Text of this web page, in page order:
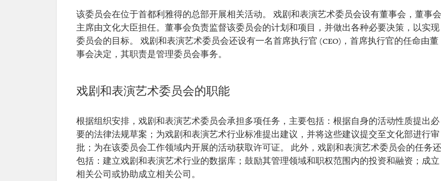
该委员会在位于首都利雅得的总部开展相关活动。 戏剧和表演艺术委员会设有董事会，董事会
主席由文化大臣担任。董事会负责监督该委员会的计划和项目，并做出各种必要决策，以实现
委员会的目标。 戏剧和表演艺术委员会还设有一名首席执行官 (CEO)，首席执行官的任命由董
事会决定，其职责是管理委员会事务。
戏剧和表演艺术委员会的职能
根据组织安排，戏剧和表演艺术委员会承担多项任务，主要包括：根据自身的活动性质提出必
要的法律法规草案；为戏剧和表演艺术行业标准提出建议，并将这些建议提交至文化部进行审
批；为在该委员会工作领域内开展的活动获取许可证。 此外，戏剧和表演艺术委员会的任务还
包括：建立戏剧和表演艺术行业的数据库；鼓励其管理领域和职权范围内的投资和融资；成立
相关公司或协助成立相关公司。